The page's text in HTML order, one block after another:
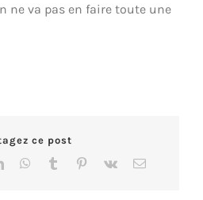
ne va pas en faire toute une
ce post
LinkedInWhatsApp
Tumblr Pinterest
Vk Email